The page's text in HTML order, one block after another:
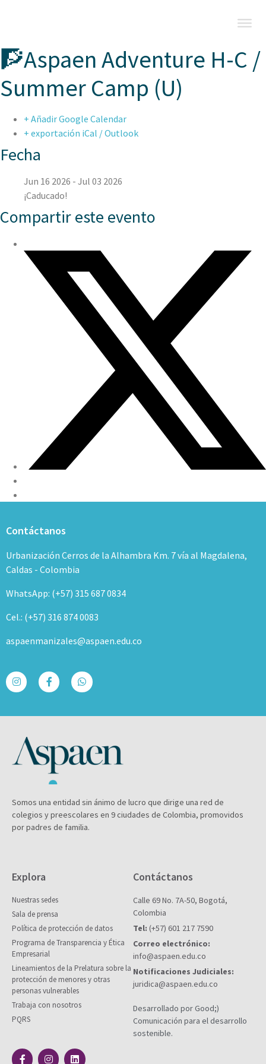
🧗Aspaen Adventure H-C /
Summer Camp (U)
+ Añadir Google Calendar
+ exportación iCal / Outlook
Fecha
Jun 16 2026 - Jul 03 2026
¡Caducado!
Compartir este evento
Contáctanos
Urbanización Cerros de la Alhambra Km. 7 vía al Magdalena,
Caldas - Colombia
WhatsApp: (+57) 315 687 0834
Cel.: (+57) 316 874 0083
aspaenmanizales@aspaen.edu.co
Somos una entidad sin ánimo de lucro que dirige una red de
colegios y preescolares en 9 ciudades de Colombia, promovidos
por padres de familia.
Explora
Nuestras sedes
Sala de prensa
Política de protección de datos
Programa de Transparencia y Ética
Empresarial
Lineamientos de la Prelatura sobre la
protección de menores y otras
personas vulnerables
Trabaja con nosotros
PQRS
Contáctanos
Calle 69 No. 7A-50, Bogotá,
Colombia
Tel: (+57) 601 217 7590
Correo electrónico:
info@aspaen.edu.co
Notificaciones Judiciales:
juridica@aspaen.edu.co
Desarrollado por Good;)
Comunicación para el desarrollo
sostenible.